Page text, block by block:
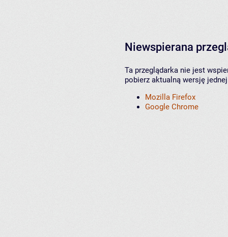
Niewspierana
Ta przeglądarka nie jest
pobierz aktualną wersję
Mozilla Firefox
Google Chrome